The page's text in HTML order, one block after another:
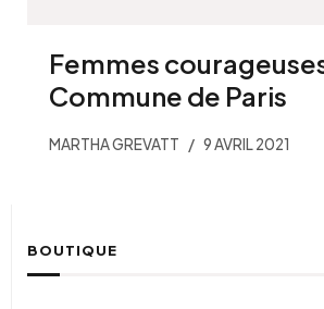
Femmes
Commune de Paris
MARTHA GREVATT 9 AVRIL 2021
BOUTIQUE